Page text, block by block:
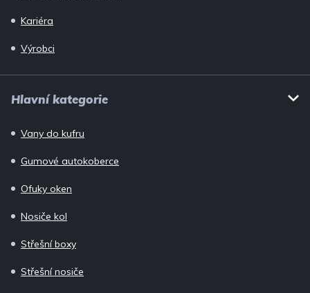
Kariéra
Výrobci
Hlavní kategorie
Vany do kufru
Gumové autokoberce
Ofuky oken
Nosiče kol
Střešní boxy
Střešní nosiče